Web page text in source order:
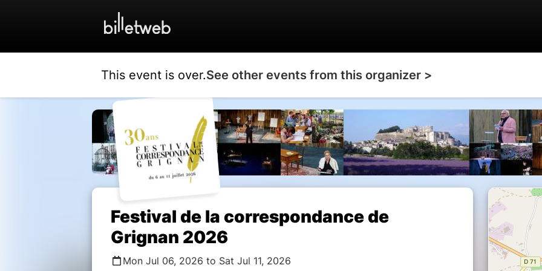
This event is over.See other events from this organizer >
Festival de la correspondance de
Grignan 2026
Mon Jul 06, 2026 to Sat Jul 11, 2026